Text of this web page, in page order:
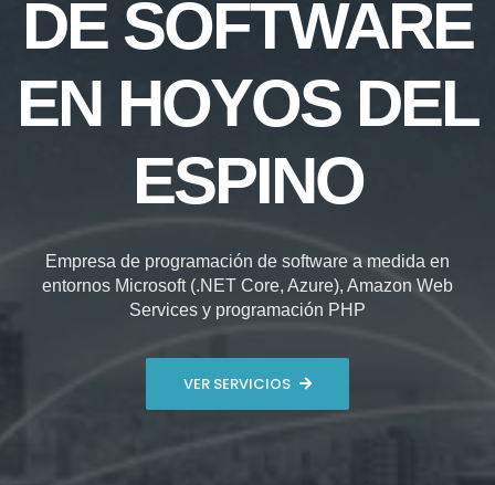
DE SOFTWARE
EN HOYOS DEL
ESPINO
Empresa de programación de software a medida en
entornos Microsoft (.NET Core, Azure), Amazon Web
Services y programación PHP
VER SERVICIOS